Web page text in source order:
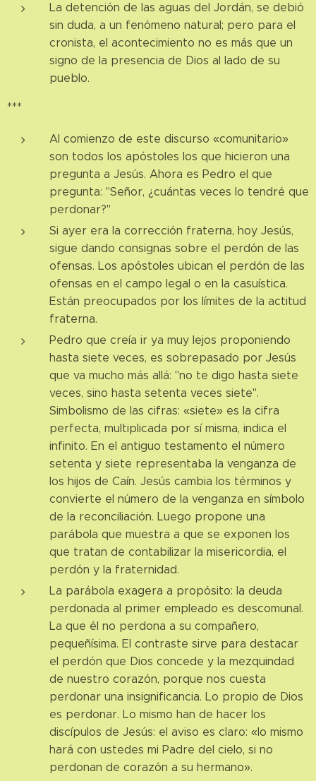
La detención de las aguas del Jordán, se debió
sin duda, a un fenómeno natural; pero para el
cronista, el acontecimiento no es más que un
signo de la presencia de Dios al lado de su
pueblo.
***
Al comienzo de este discurso «comunitario»
son todos los apóstoles los que hicieron una
pregunta a Jesús. Ahora es Pedro el que
pregunta: "Señor, ¿cuántas veces lo tendré que
perdonar?"
Si ayer era la corrección fraterna, hoy Jesús,
sigue dando consignas sobre el perdón de las
ofensas. Los apóstoles ubican el perdón de las
ofensas en el campo legal o en la casuística.
Están preocupados por los límites de la actitud
fraterna.
Pedro que creía ir ya muy lejos proponiendo
hasta siete veces, es sobrepasado por Jesús
que va mucho más allá: "no te digo hasta siete
veces, sino hasta setenta veces siete".
Simbolismo de las cifras: «siete» es la cifra
perfecta, multiplicada por sí misma, indica el
infinito. En el antiguo testamento el número
setenta y siete representaba la venganza de
los hijos de Caín. Jesús cambia los términos y
convierte el número de la venganza en símbolo
de la reconciliación. Luego propone una
parábola que muestra a que se exponen los
que tratan de contabilizar la misericordia, el
perdón y la fraternidad.
La parábola exagera a propósito: la deuda
perdonada al primer empleado es descomunal.
La que él no perdona a su compañero,
pequeñísima. El contraste sirve para destacar
el perdón que Dios concede y la mezquindad
de nuestro corazón, porque nos cuesta
perdonar una insignificancia. Lo propio de Dios
es perdonar. Lo mismo han de hacer los
discípulos de Jesús: el aviso es claro: «lo mismo
hará con ustedes mi Padre del cielo, si no
perdonan de corazón a su hermano».